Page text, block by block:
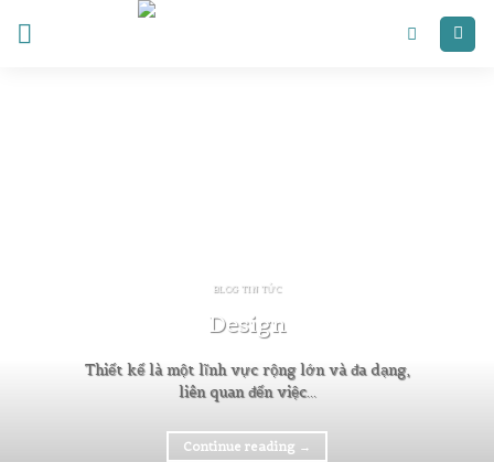
BLOG TIN TỨC
Design
Thiết kế là một lĩnh vực rộng lớn và đa dạng,
liên quan đến việc...
Continue reading →